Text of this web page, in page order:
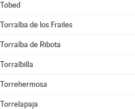
Tobed
Torralba de los Frailes
Torralba de Ribota
Torralbilla
Torrehermosa
Torrelapaja